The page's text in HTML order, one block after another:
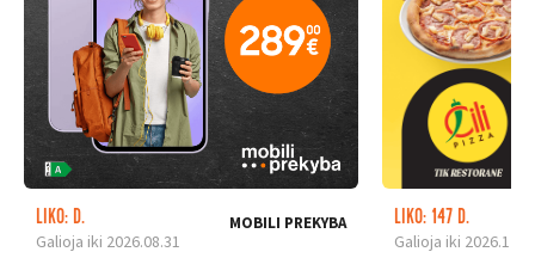
LIKO: D.
Galioja iki 2026.08.31
MOBILI PREKYBA
LIKO: 147 D.
Galioja iki